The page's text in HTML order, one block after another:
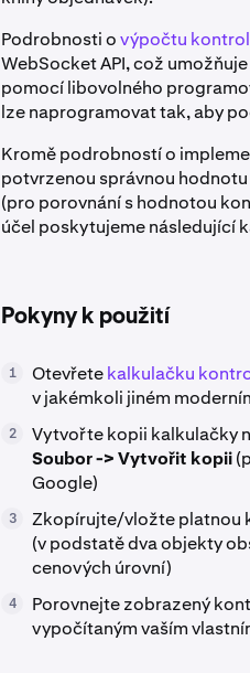
Podrobnosti ovýpočtu
WebSocket API, což
pomocí libovolného
lze naprogramovat tak, aby
Kromě podrobností o
potvrzenou správnou
(pro porovnání s hodnotou
účel poskytujeme následující
Pokyny k použití
1 Otevřetekalkulačku
v jakémkoli jiném
2
Vytvořte kopii kalkulačky
Soubor -> Vytvořit kopii
Google)
3
Zkopírujte/vložte platnou
(v podstatě dva objekty
cenových úrovní)
4
Porovnejte zobrazený
vypočítaným vaším